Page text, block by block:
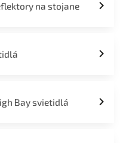
na stojane
Bay svietidlá